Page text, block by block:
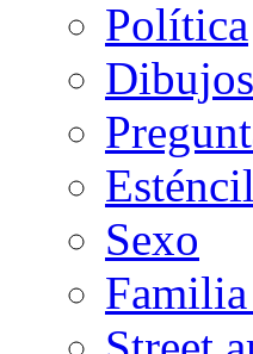
Política
Esténcil
Sexo